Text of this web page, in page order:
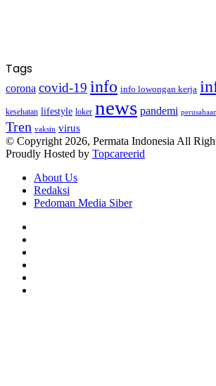
Tags
corona covid-19 info info lowongan kerja
kesehatan lifestyle loker news pandemi perusahaan
Tren vaksin virus
© Copyright 2026, Permata Indonesia All
Proudly Hosted by Topcareerid
About Us
Redaksi
Pedoman Media Siber